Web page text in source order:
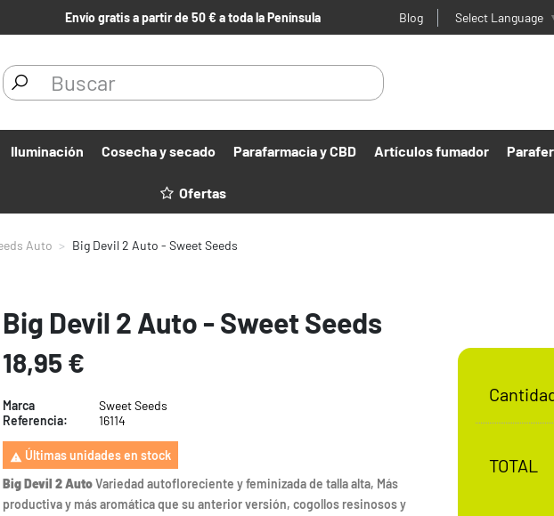
Envío gratis a partir de 50 € a toda la Península Blog Select Language
Iluminación Cosecha y secado Parafarmacia y CBD Artículos fumador
Ofertas
Auto Big Devil 2 Auto - Sweet Seeds
Big Devil 2 Auto - Sweet Seeds
18,95 €
Marca
Sweet Seeds
Referencia:
16114
 Últimas unidades en stock
Big Devil 2 AutoVariedad autofloreciente y feminizada de talla alta, Más
productiva y más aromática que su anterior versión, cogollos resinosos y
TOTAL